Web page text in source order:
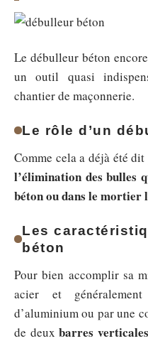
Le débulleur béton
un outil quasi
chantier de maçonnerie.
Le rôle d’un
Comme cela a déjà été
l’élimination des bulles
béton ou dans le mortier
Les
béton
Pour bien accomplir sa
acier et
d’aluminium ou par une
de deuxbarres